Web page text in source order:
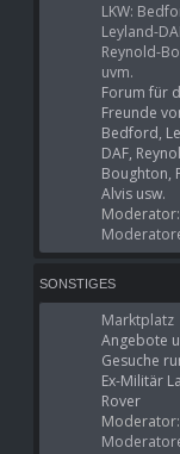
LKW:
Leyland-
Reynold-
uvm.
Forum für
Freunde
Bedford,
DAF,
Boughton,
Alvis usw.
Moderator:
SONSTIGES
Marktplatz
Angebote
Gesuche
Ex-Militär
Rover
Moderator: